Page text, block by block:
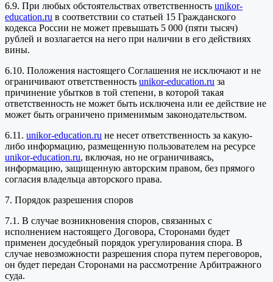
6.9. При любых обстоятельствах ответственность unikor-
education.ru в соответствии со статьей 15 Гражданского
кодекса России не может превышать 5 000 (пяти тысяч)
рублей и возлагается на него при наличии в его действиях
вины.
6.10. Положения настоящего Соглашения не исключают и не
ограничивают ответственность unikor-education.ru за
причинение убытков в той степени, в которой такая
ответственность не может быть исключена или ее действие не
может быть ограничено применимым законодательством.
6.11. unikor-education.ru не несет ответственность за какую-
либо информацию, размещенную пользователем на ресурсе
unikor-education.ru, включая, но не ограничиваясь,
информацию, защищенную авторским правом, без прямого
согласия владельца авторского права.
7. Порядок разрешения споров
7.1. В случае возникновения споров, связанных с
исполнением настоящего Договора, Сторонами будет
применен досудебный порядок урегулирования спора. В
случае невозможности разрешения спора путем переговоров,
он будет передан Сторонами на рассмотрение Арбитражного
суда.